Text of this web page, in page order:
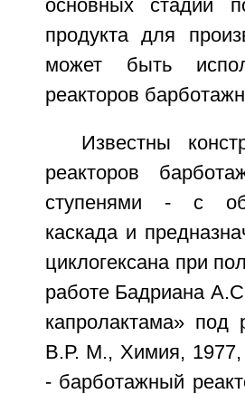
основных стадий
продукта для
может быть
реакторов
Известны
реакторов
ступенями - с
каскада и
циклогексана при
работе Бадриана
капролактама» под
В.Р. М., Химия, 1977,
- барботажный